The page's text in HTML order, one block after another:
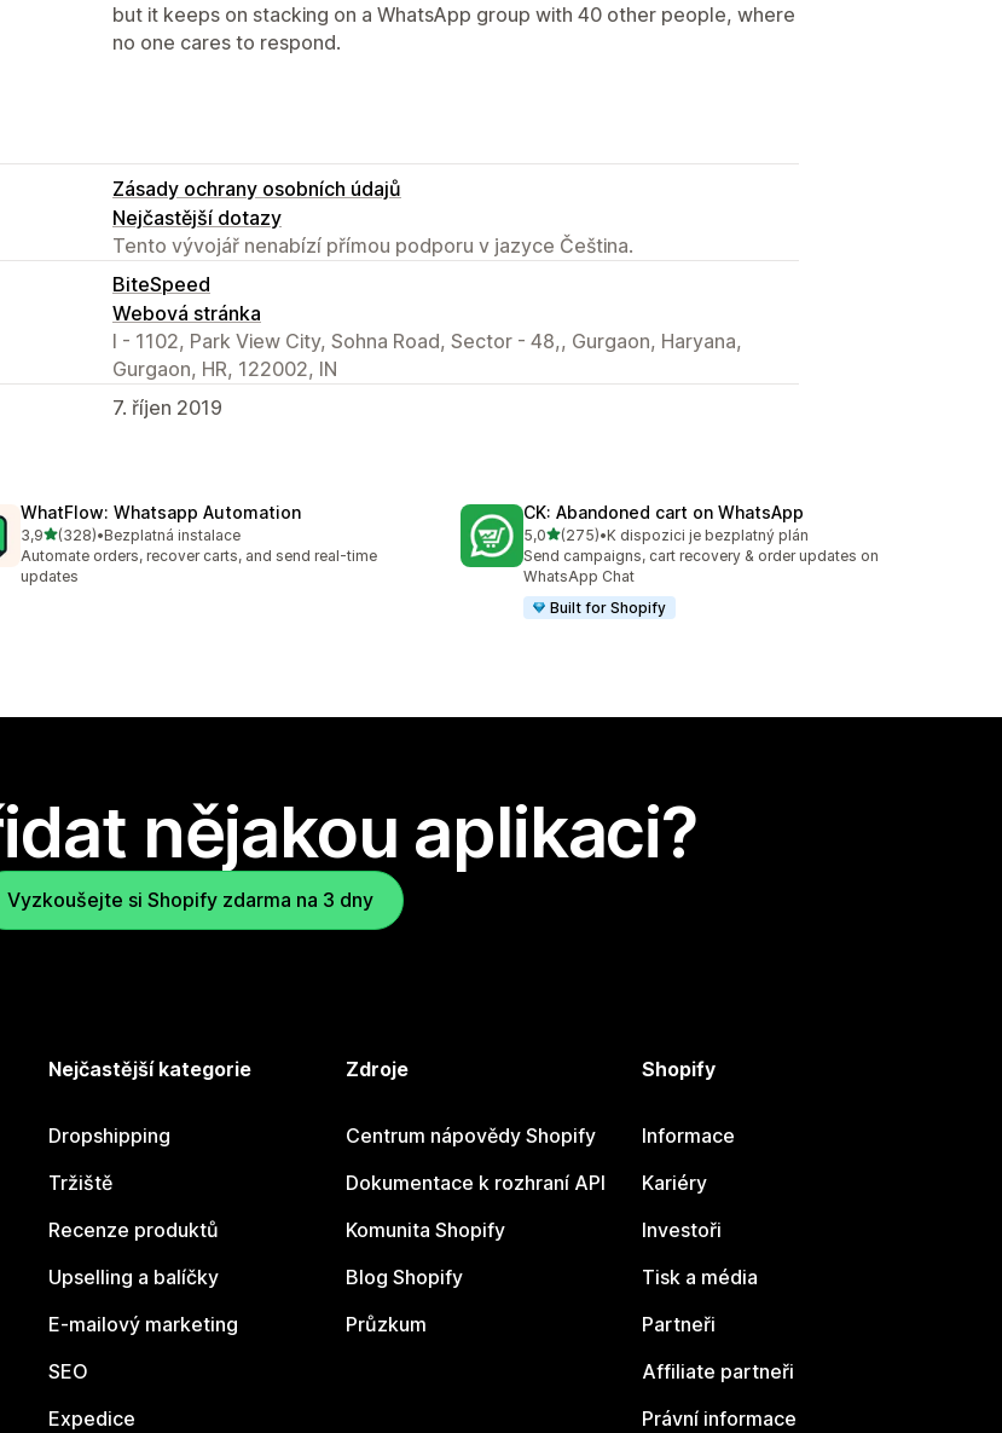
but it keeps on stacking on a WhatsApp group with 40 other people, where
no one cares to respond.
Zásady ochrany osobních údajů
Nejčastější dotazy
Tento vývojář nenabízí přímou podporu v jazyce Čeština.
BiteSpeed
Webová stránka
I - 1102, Park View City, Sohna Road, Sector - 48,, Gurgaon, Haryana,
Gurgaon, HR, 122002, IN
7. říjen 2019
WhatFlow: Whatsapp Automation
3,9z 5 hvězd
(328)
Celkový počet recenzí: 328
•Bezplatná instalace
Automate orders, recover carts, and send real-time
updates
CK: Abandoned cart on WhatsApp
5,0z 5 hvězd
(275)
Celkový počet recenzí: 275
•K dispozici je bezplatný plán
Send campaigns, cart recovery & order updates on
WhatsApp Chat
Built for Shopify
nějakou aplikaci?
Vyzkoušejte si Shopify zdarma na 3 dny
Nejčastější kategorie
Dropshipping
Tržiště
Recenze produktů
Upselling a balíčky
E-mailový marketing
SEO
Expedice
Zdroje
Centrum nápovědy Shopify
Dokumentace k rozhraní API
Komunita Shopify
Blog Shopify
Průzkum
Shopify
Informace
Kariéry
Investoři
Tisk a média
Partneři
Affiliate partneři
Právní informace